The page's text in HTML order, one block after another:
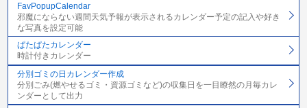
FavPopupCalendar
邪魔にならない週間天気予報が表示されるカレンダー予定の記入や好き
な写真を設定可能
ぱたぱたカレンダー
時計付きカレンダー
分別ゴミの日カレンダー作成
分別ごみ(燃やせるゴミ・資源ゴミなど)の収集日を一目瞭然の月毎カレ
ンダーとして出力